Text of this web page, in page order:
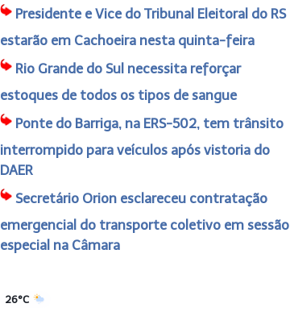
Presidente e Vice do Tribunal Eleitoral do RS
estarão em Cachoeira nesta quinta-feira
Rio Grande do Sul necessita reforçar
estoques de todos os tipos de sangue
Ponte do Barriga, na ERS-502, tem trânsito
interrompido para veículos após vistoria do
DAER
Secretário Orion esclareceu contratação
emergencial do transporte coletivo em sessão
especial na Câmara
26°C